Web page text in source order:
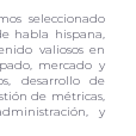
seleccionado
habla hispana,
valiosos en
mercado y
desarrollo de
de métricas,
y